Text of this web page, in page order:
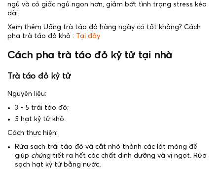
ngủ và có giấc ngủ ngon hơn, giảm bớt tình trạng stress kéo
dài.
Xem thêm Uống trà táo đỏ hàng ngày có tốt không? Cách
pha trà táo đỏ khô :
Tại đây
Cách pha trà táo đỏ kỷ tử tại nhà
Trà táo đỏ kỷ tử
Nguyên liệu:
3 - 5 trái táo đỏ;
5 hạt kỷ tử khô.
Cách thực hiện:
Rửa sạch trái táo đỏ và cắt nhỏ thành các lát mỏng để
giúp chúng tiết ra hết các chất dinh dưỡng và vị ngọt. Rửa
sạch hạt kỷ tử bằng nước.